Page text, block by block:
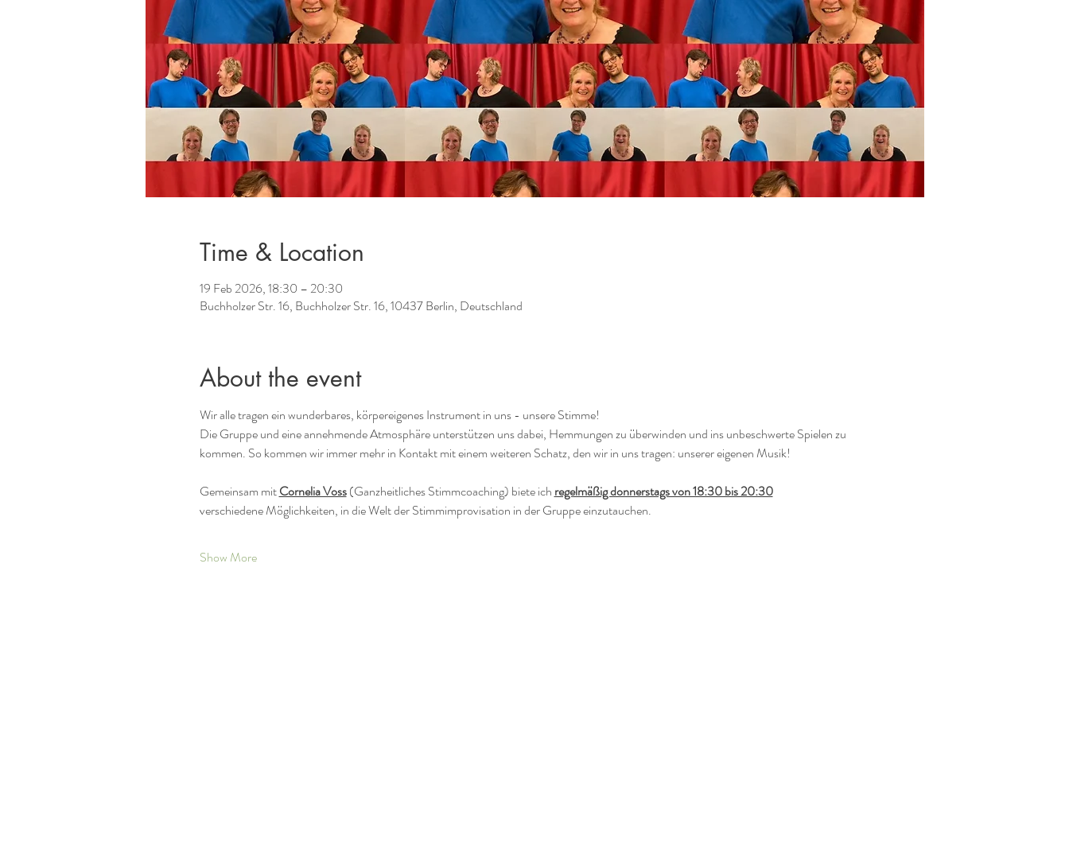
Time & Location
19 Feb 2026, 18:30 – 20:30
Buchholzer Str. 16, Buchholzer Str. 16, 10437 Berlin, Deutschland
About the event
Wir alle tragen ein wunderbares, körpereigenes Instrument in uns - unsere Stimme!
Die Gruppe und eine annehmende Atmosphäre unterstützen uns dabei, Hemmungen zu überwinden und ins unbeschwerte Spielen zu
kommen. So kommen wir immer mehr in Kontakt mit einem weiteren Schatz, den wir in uns tragen: unserer eigenen Musik!
Gemeinsam mit Cornelia Voss (Ganzheitliches Stimmcoaching) biete ich regelmäßig donnerstags von 18:30 bis 20:30
verschiedene Möglichkeiten, in die Welt der Stimmimprovisation in der Gruppe einzutauchen.
Show More